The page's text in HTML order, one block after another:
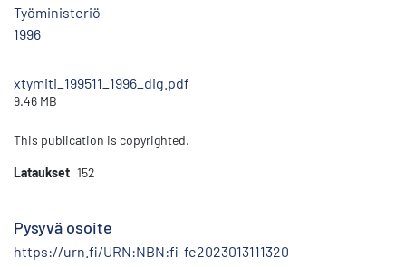
Työministeriö
1996
xtymiti_199511_1996_dig.pdf
9.46 MB
This publication is copyrighted.
Lataukset 152
Pysyvä osoite
https://urn.fi/URN:NBN:fi-fe2023013111320